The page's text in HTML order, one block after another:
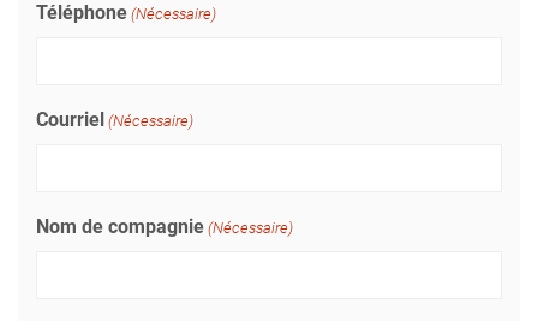
Téléphone (Nécessaire)
Courriel (Nécessaire)
Nom de compagnie (Nécessaire)